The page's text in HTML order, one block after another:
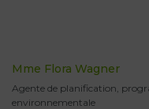
Mme Flora Wagner
Agente de planification,
environnementale